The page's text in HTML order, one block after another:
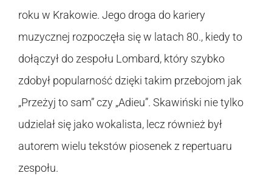
roku w Krakowie. Jego droga do kariery
muzycznej rozpoczęła się w latach 80., kiedy to
dołączył do zespołu Lombard, który szybko
zdobył popularność dzięki takim przebojom jak
„Przeżyj to sam” czy „Adieu”. Skawiński nie tylko
udzielał się jako wokalista, lecz również był
autorem wielu tekstów piosenek z repertuaru
zespołu.